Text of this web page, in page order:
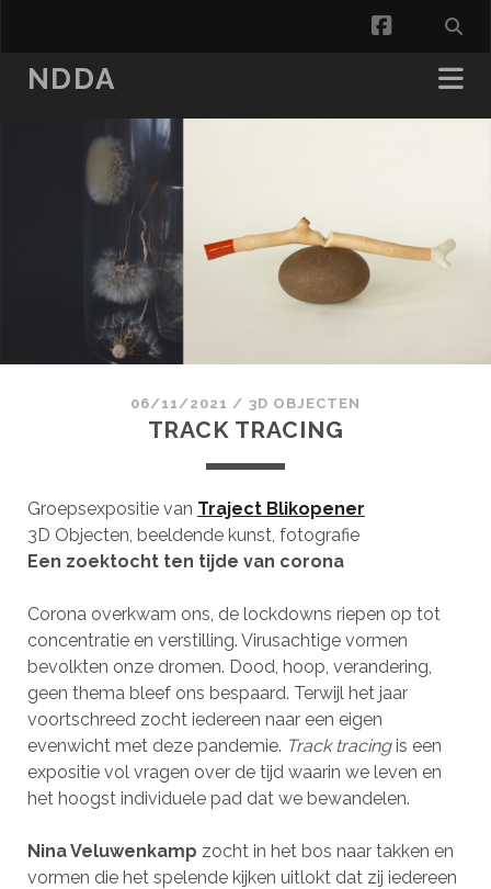
facebook
NDDA
06/11/2021 / 3D OBJECTEN
TRACK TRACING
Groepsexpositie van Traject Blikopener
3D Objecten, beeldende kunst, fotografie
Een zoektocht ten tijde van corona
Corona overkwam ons, de lockdowns riepen op tot
concentratie en verstilling. Virusachtige vormen
bevolkten onze dromen. Dood, hoop, verandering,
geen thema bleef ons bespaard. Terwijl het jaar
voortschreed zocht iedereen naar een eigen
evenwicht met deze pandemie. Track tracingis een
expositie vol vragen over de tijd waarin we leven en
het hoogst individuele pad dat we bewandelen.
Nina Veluwenkamp zocht in het bos naar takken en
vormen die het spelende kijken uitlokt dat zij iedereen